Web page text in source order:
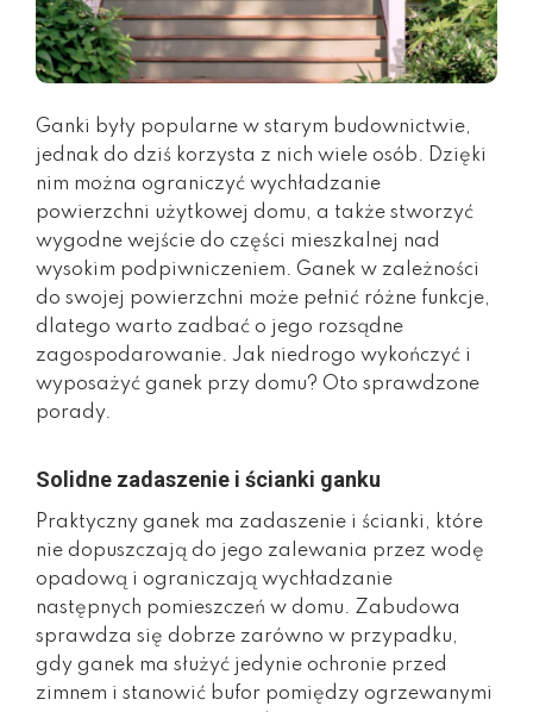
Ganki były popularne w starym budownictwie,
jednak do dziś korzysta z nich wiele osób. Dzięki
nim można ograniczyć wychładzanie
powierzchni użytkowej domu, a także stworzyć
wygodne wejście do części mieszkalnej nad
wysokim podpiwniczeniem. Ganek w zależności
do swojej powierzchni może pełnić różne funkcje,
dlatego warto zadbać o jego rozsądne
zagospodarowanie. Jak niedrogo wykończyć i
wyposażyć ganek przy domu? Oto sprawdzone
porady.
Solidne zadaszenie i ścianki ganku
Praktyczny ganek ma zadaszenie i ścianki, które
nie dopuszczają do jego zalewania przez wodę
opadową i ograniczają wychładzanie
następnych pomieszczeń w domu. Zabudowa
sprawdza się dobrze zarówno w przypadku,
gdy ganek ma służyć jedynie ochronie przed
zimnem i stanowić bufor pomiędzy ogrzewanymi